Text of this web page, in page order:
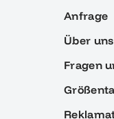
Anfrage
Über uns
Fragen